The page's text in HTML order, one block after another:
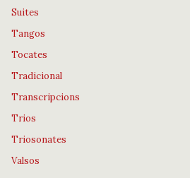
Suites
Tangos
Tocates
Tradicional
Transcripcions
Trios
Triosonates
Valsos